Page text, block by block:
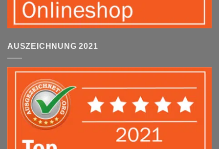
AUSZEICHNUNG 2021